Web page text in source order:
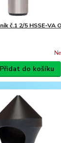
č.1 2/5 HSSE-VA
Přidat do košíku